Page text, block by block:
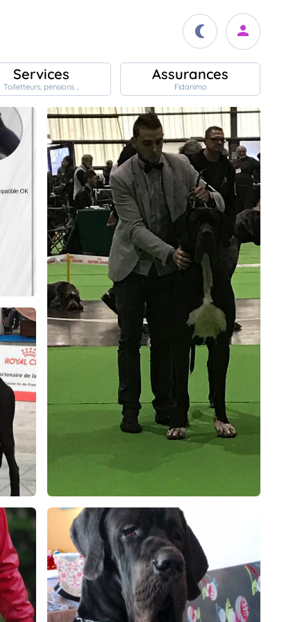
Services
Toiletteurs, pensions ..
Assurances
Fidanimo